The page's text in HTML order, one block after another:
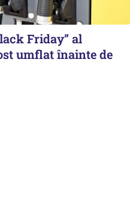
Friday” al
umflat înainte de